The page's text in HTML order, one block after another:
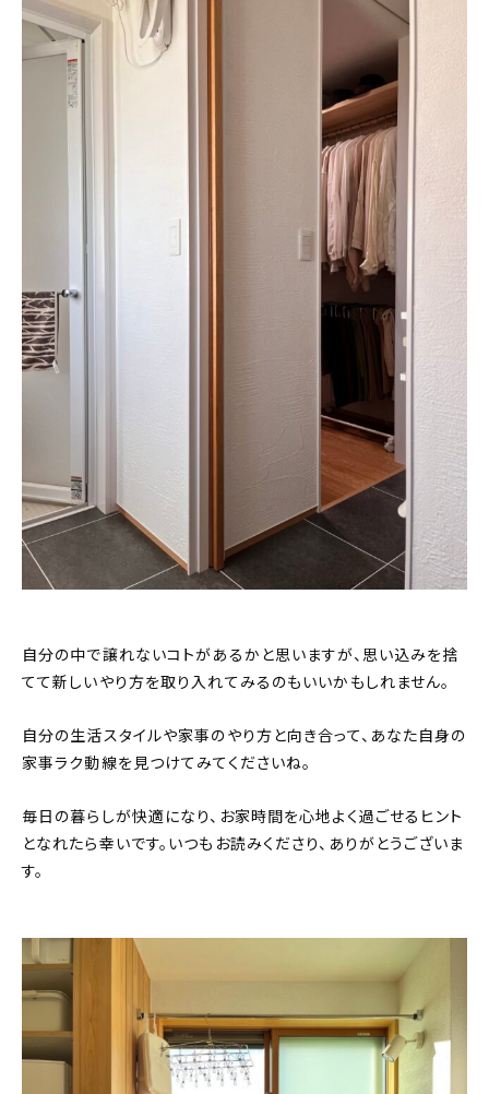
自分の中で譲れないコトがあるかと思いますが、思い込みを捨
てて新しいやり方を取り入れてみるのもいいかもしれません。
自分の生活スタイルや家事のやり方と向き合って、あなた自身の
家事ラク動線を見つけてみてくださいね。
毎日の暮らしが快適になり、お家時間を心地よく過ごせるヒント
となれたら幸いです。いつもお読みくださり、ありがとうございま
す。